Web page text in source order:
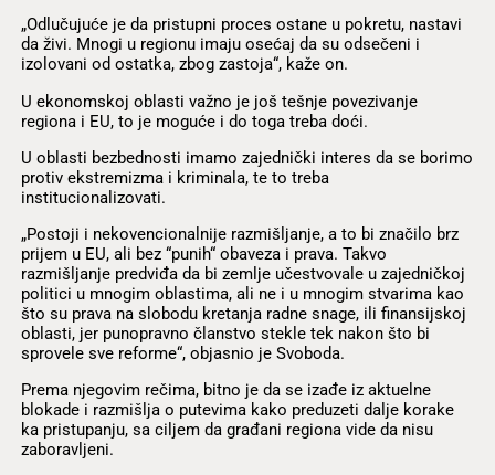
„Odlučujuće je da pristupni proces ostane u pokretu, nastavi
da živi. Mnogi u regionu imaju osećaj da su odsečeni i
izolovani od ostatka, zbog zastoja“, kaže on.
U ekonomskoj oblasti važno je još tešnje povezivanje
regiona i EU, to je moguće i do toga treba doći.
U oblasti bezbednosti imamo zajednički interes da se borimo
protiv ekstremizma i kriminala, te to treba
institucionalizovati.
„Postoji i nekovencionalnije razmišljanje, a to bi značilo brz
prijem u EU, ali bez “punih“ obaveza i prava. Takvo
razmišljanje predviđa da bi zemlje učestvovale u zajedničkoj
politici u mnogim oblastima, ali ne i u mnogim stvarima kao
što su prava na slobodu kretanja radne snage, ili finansijskoj
oblasti, jer punopravno članstvo stekle tek nakon što bi
sprovele sve reforme“, objasnio je Svoboda.
Prema njegovim rečima, bitno je da se izađe iz aktuelne
blokade i razmišlja o putevima kako preduzeti dalje korake
ka pristupanju, sa ciljem da građani regiona vide da nisu
zaboravljeni.